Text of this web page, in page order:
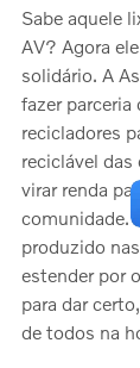
Sabe aquele
AV? Agora
solidário. A
fazer
recicladores
reciclável das
virar renda
comunidade.
produzido
estender por
para dar
de todos na